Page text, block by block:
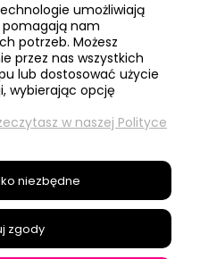
-
-
-
umożliwiają
pomagają nam
potrzeb. Możesz
przez nas wszystkich
lub dostosować użycie
wybierając opcję
w naszej Polityce
niezbędne
zgody